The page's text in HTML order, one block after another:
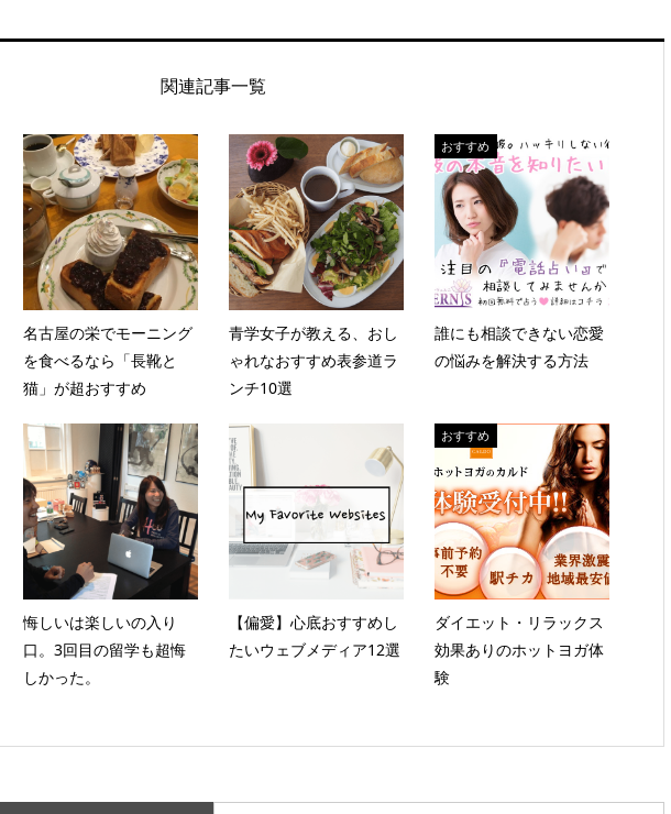
関連記事一覧
名古屋の栄でモーニング
を食べるなら「長靴と
猫」が超おすすめ
青学女子が教える、おし
ゃれなおすすめ表参道ラ
ンチ10選
おすすめ
誰にも相談できない恋愛
の悩みを解決する方法
悔しいは楽しいの入り
口。3回目の留学も超悔
しかった。
【偏愛】心底おすすめし
たいウェブメディア12選
おすすめ
ダイエット・リラックス
効果ありのホットヨガ体
験